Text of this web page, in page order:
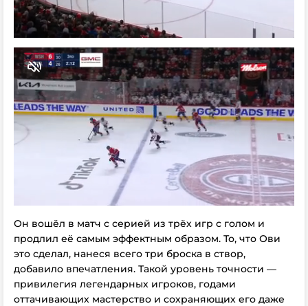
Он вошёл в матч с серией из трёх игр с голом и
продлил её самым эффектным образом. То, что Ови
это сделал, нанеся всего три броска в створ,
добавило впечатления. Такой уровень точности —
привилегия легендарных игроков, годами
оттачивающих мастерство и сохраняющих его даже